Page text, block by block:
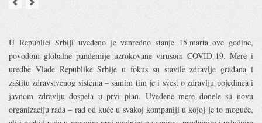
U Republici Srbiji uvedeno je vanredno stanje 15.marta ove godine,
povodom globalne pandemije uzrokovane virusom COVID-19. Mere i
uredbe Vlade Republike Srbije u fokus su stavile zdravlje građana i
zaštitu zdravstvenog sistema – samim tim je i svest o zdravlju pojedinca i
javnom zdravlju dospela u prvi plan. Uvedene mere donele su novu
organizaciju rada – rad od kuće u svakoj kompaniji u kojoj je to moguće,